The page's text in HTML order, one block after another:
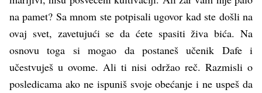
na pamet? Sa mnom ste potpisali ugovor kad ste došli na
ovaj svet, zavetujući se da ćete spasiti živa bića. Na
osnovu toga si mogao da postaneš učenik Dafe i
učestvuješ u ovome. Ali ti nisi održao reč. Razmisli o
posledicama ako ne ispuniš svoje obećanje i ne uspeš da